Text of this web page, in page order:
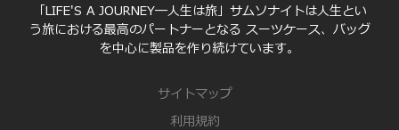
「LIFE'S A JOURNEY―人生は旅」サムソナイトは人生とい
う旅における最高のパートナーとなる スーツケース、バッグ
を中心に製品を作り続けています。
サイトマップ
利用規約